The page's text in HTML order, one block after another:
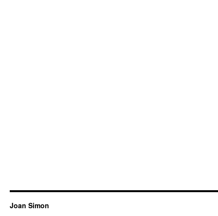
Joan Simon